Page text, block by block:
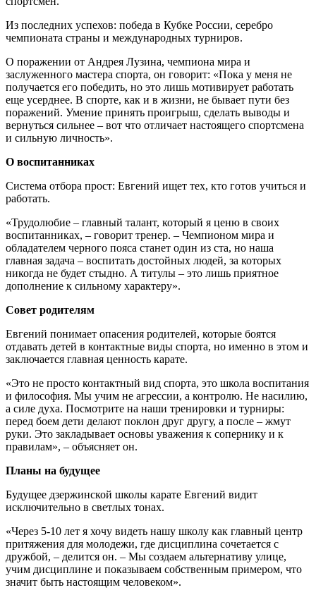
Из последних успехов: победа в Кубке России, серебро
чемпионата страны и международных турниров.
О поражении от Андрея Лузина, чемпиона мира и
заслуженного мастера спорта, он говорит: «Пока у меня не
получается его победить, но это лишь мотивирует работать
еще усерднее. В спорте, как и в жизни, не бывает пути без
поражений. Умение принять проигрыш, сделать выводы и
вернуться сильнее – вот что отличает настоящего спортсмена
и сильную личность».
О воспитанниках
Система отбора прост: Евгений ищет тех, кто готов учиться и
работать.
«Трудолюбие – главный талант, который я ценю в своих
воспитанниках, – говорит тренер. – Чемпионом мира и
обладателем черного пояса станет один из ста, но наша
главная задача – воспитать достойных людей, за которых
никогда не будет стыдно. А титулы – это лишь приятное
дополнение к сильному характеру».
Совет родителям
Евгений понимает опасения родителей, которые боятся
отдавать детей в контактные виды спорта, но именно в этом и
заключается главная ценность карате.
«Это не просто контактный вид спорта, это школа воспитания
и философия. Мы учим не агрессии, а контролю. Не насилию,
а силе духа. Посмотрите на наши тренировки и турниры:
перед боем дети делают поклон друг другу, а после – жмут
руки. Это закладывает основы уважения к сопернику и к
правилам», – объясняет он.
Планы на будущее
Будущее дзержинской школы карате Евгений видит
исключительно в светлых тонах.
«Через 5-10 лет я хочу видеть нашу школу как главный центр
притяжения для молодежи, где дисциплина сочетается с
дружбой, – делится он. – Мы создаем альтернативу улице,
учим дисциплине и показываем собственным примером, что
значит быть настоящим человеком».